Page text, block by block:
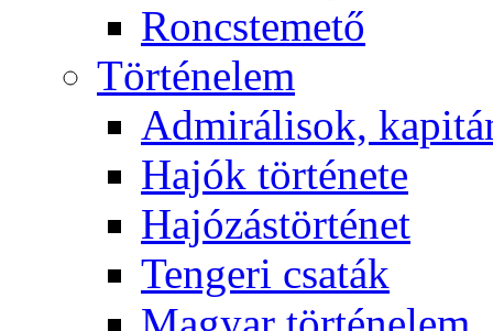
Roncstemető
Történelem
Admirálisok,
Hajók története
Hajózástörténet
Tengeri csaták